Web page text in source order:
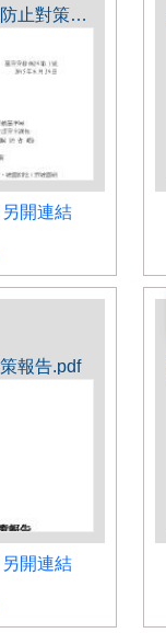
坡面崩塌造成之勞動災害防止對策指南.pdf
開連結
報告.pdf
開連結